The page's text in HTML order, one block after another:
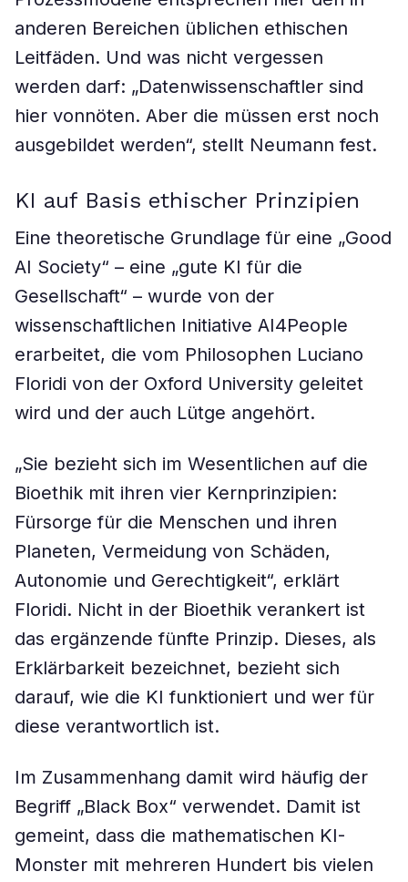
anderen Bereichen üblichen ethischen
Leitfäden. Und was nicht vergessen
werden darf: „Datenwissenschaftler sind
hier vonnöten. Aber die müssen erst noch
ausgebildet werden“, stellt Neumann fest.
KI auf Basis ethischer Prinzipien
Eine theoretische Grundlage für eine „Good
AI Society“ – eine „gute KI für die
Gesellschaft“ – wurde von der
wissenschaftlichen Initiative AI4People
erarbeitet, die vom Philosophen Luciano
Floridi von der Oxford University geleitet
wird und der auch Lütge angehört.
„Sie bezieht sich im Wesentlichen auf die
Bioethik mit ihren vier Kernprinzipien:
Fürsorge für die Menschen und ihren
Planeten, Vermeidung von Schäden,
Autonomie und Gerechtigkeit“, erklärt
Floridi. Nicht in der Bioethik verankert ist
das ergänzende fünfte Prinzip. Dieses, als
Erklärbarkeit bezeichnet, bezieht sich
darauf, wie die KI funktioniert und wer für
diese verantwortlich ist.
Im Zusammenhang damit wird häufig der
Begriff „Black Box“ verwendet. Damit ist
gemeint, dass die mathematischen KI-
Monster mit mehreren Hundert bis vielen